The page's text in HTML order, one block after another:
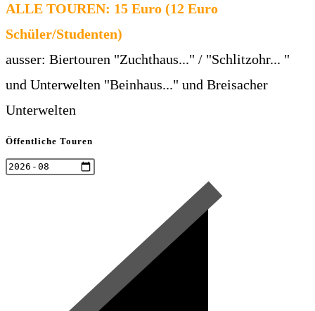
ALLE TOUREN: 15 Euro (12 Euro
Schüler/Studenten)
ausser: Biertouren "Zuchthaus..." / "Schlitzohr... "
und Unterwelten "Beinhaus..." und Breisacher
Unterwelten
Öffentliche Touren